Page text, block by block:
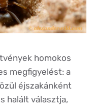
homokos
megfigyelést: a
éjszakánként
halált választja,